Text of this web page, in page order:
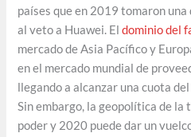
países que en 2019 tomaron
al veto a Huawei. Eldominio del
mercado de Asia Pacífico y
en el mercado mundial de
llegando a alcanzar una cuota
Sin embargo, la geopolítica de la
poder y 2020 puede dar un